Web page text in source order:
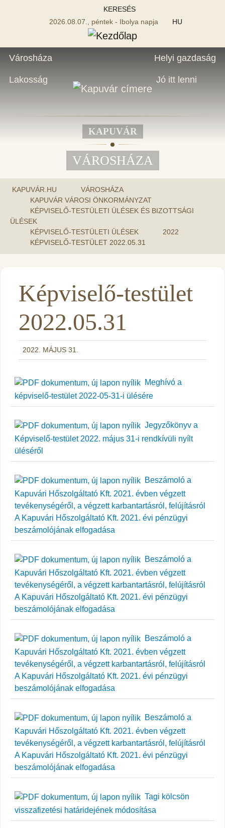
KERESÉS
2026.08.07., péntek - Ibolya napja
HU
Városháza
Lakosság
Helyi gazdaság
Jó itt lenni
KAPUVÁR
VÁROSHÁZA
KAPUVÁR.HU
VÁROSHÁZA
KAPUVÁR VÁROSI ÖNKORMÁNYZAT
KÉPVISELŐ-TESTÜLETI ÜLÉSEK ÉS BIZOTTSÁGI
ÜLÉSEK
KÉPVISELŐ-TESTÜLETI ÜLÉSEK
2022
KÉPVISELŐ-TESTÜLET 2022.05.31
Képviselő-testület
2022.05.31
2022. MÁJUS 31.
Meghívó a
képviselő-testület 2022-05-31-i ülésére
Jegyzőkönyv a
Képviselő-testület 2022. május 31-i rendkívüli nyílt
üléséről
Beszámoló a
Kapuvári Hőszolgáltató Kft. 2021. évben végzett
tevékenységéről, a végzett karbantartásról, felújításról
A Kapuvári Hőszolgáltató Kft. 2021. évi pénzügyi
beszámolójának elfogadása
Beszámoló a
Kapuvári Hőszolgáltató Kft. 2021. évben végzett
tevékenységéről, a végzett karbantartásról, felújításról
A Kapuvári Hőszolgáltató Kft. 2021. évi pénzügyi
beszámolójának elfogadása
Beszámoló a
Kapuvári Hőszolgáltató Kft. 2021. évben végzett
tevékenységéről, a végzett karbantartásról, felújításról
A Kapuvári Hőszolgáltató Kft. 2021. évi pénzügyi
beszámolójának elfogadása
Beszámoló a
Kapuvári Hőszolgáltató Kft. 2021. évben végzett
tevékenységéről, a végzett karbantartásról, felújításról
A Kapuvári Hőszolgáltató Kft. 2021. évi pénzügyi
beszámolójának elfogadása
Tagi kölcsön
visszafizetési határidejének módosítása